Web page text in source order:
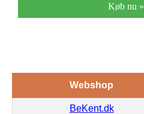
Køb nu »
Webshop
BeKent.dk